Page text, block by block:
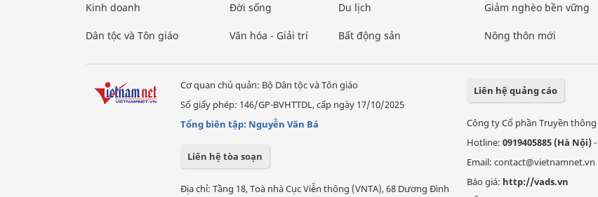
Kinh doanh
Dân tộc và Tôn giáo
Đời sống
Văn hóa - Giải trí
Du lịch
Bất động sản
Giảm nghèo bền vững
Nông thôn mới
Cơ quan chủ quản: Bộ Dân tộc và Tôn giáo
Số giấy phép: 146/GP-BVHTTDL, cấp ngày 17/10/2025
Tổng biên tập: Nguyễn Văn Bá
Liên hệ tòa soạn
Địa chỉ: Tầng 18, Toà nhà Cục Viễn thông (VNTA), 68 Dương Đình
Liên hệ quảng cáo
Công ty Cổ phần Truyền
Hotline: 0919405885 (Hà Nội)-
Email: contact@vietnamnet.vn
Báo giá: http://vads.vn